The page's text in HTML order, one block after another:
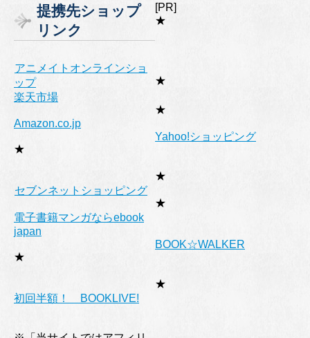
リ
ー
提携先ショップ
リンク
[PR]
★
アニメイトオンラインショ
ップ
★
楽天市場
★
Amazon.co.jp
★
Yahoo!ショッピング
★
セブンネットショッピング
★
電子書籍マンガならebook
japan
★
BOOK☆WALKER
★
初回半額！ BOOKLIVE!